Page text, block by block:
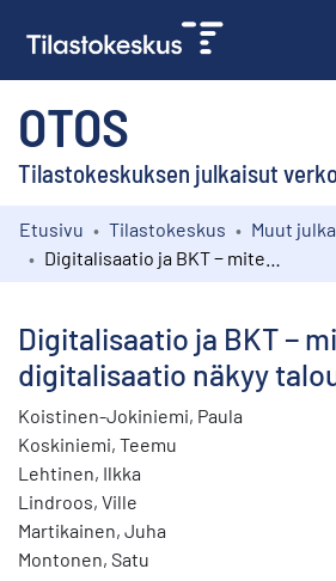
OTOS
Tilastokeskuksen julkaisut
Kokoelmat
Etusivu Tilastokeskus
Muut
Digitalisaatio ja BKT −
digitalisaatio näkyy
Koistinen-Jokiniemi, Paula
Koskiniemi, Teemu
Lehtinen, Ilkka
Lindroos, Ville
Martikainen, Juha
Montonen, Satu